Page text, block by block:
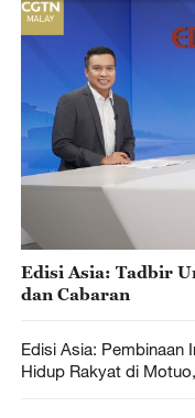
Edisi Asia: Tadbir
dan Cabaran
Edisi Asia: Pembinaan
Hidup Rakyat di